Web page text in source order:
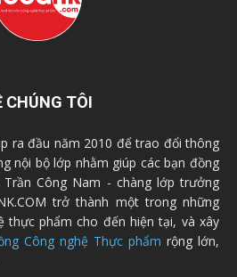
CHÚNG TÔI
ra đầu năm 2010 để trao đổi thông
nội bộ lớp nhằm giúp các bạn đồng
Công Nam - chàng lớp trưởng
trở thành một trong những
thực phẩm cho đến hiện tại, và xây
Công nghệ Thực phẩm rộng lớn,